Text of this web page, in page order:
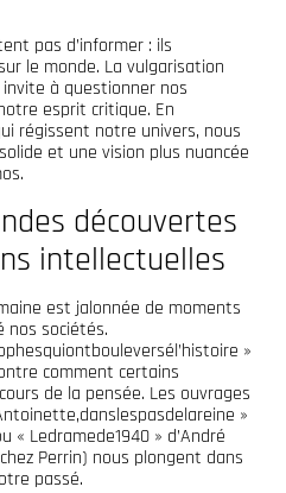
pas d’informer : ils
le monde. La vulgarisation
à questionner nos
esprit critique. En
régissent notre univers, nous
et une vision plus nuancée
découvertes
intellectuelles
est jalonnée de moments
nos sociétés.
»
comment certains
de la pensée. Les ouvrages
»
Ledramede1940 » d’André
Perrin) nous plongent dans
passé.